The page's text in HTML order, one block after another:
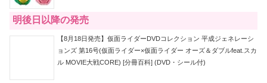
明後日以降の発売
【8月18日発売】仮面ライダーDVDコレクション 平成ジェネレーシ
ョンズ 第16号(仮面ライダー×仮面ライダー オーズ＆ダブルfeat.スカ
ル MOVIE大戦CORE) [分冊百科] (DVD・シール付)